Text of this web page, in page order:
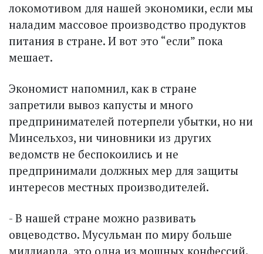
локомотивом для нашей экономики, если мы
наладим массовое производство продуктов
питания в стране. И вот это “если” пока
мешает.
Экономист напомнил, как в стране
запретили вывоз капусты и много
предпринимателей потерпели убытки, но ни
Минсельхоз, ни чиновники из других
ведомств не беспокоились и не
предпринимали должных мер для защиты
интересов местных производителей.
- В нашей стране можно развивать
овцеводство. Мусульман по миру больше
миллиарда, это одна из мощных конфессий.